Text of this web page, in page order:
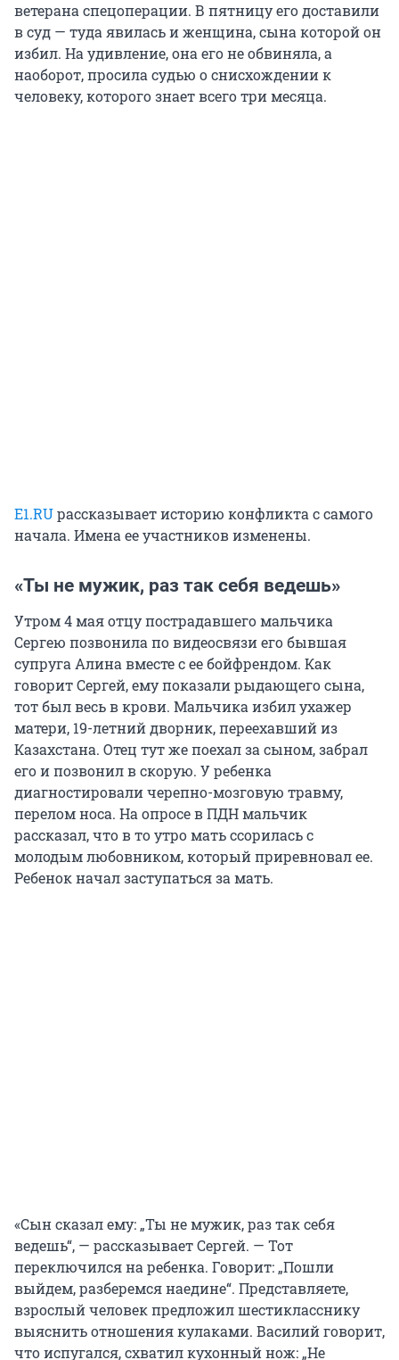
ветерана спецоперации. В пятницу его доставили
в суд — туда явилась и женщина, сына которой он
избил. На удивление, она его не обвиняла, а
наоборот, просила судью о снисхождении к
человеку, которого знает всего три месяца.
Е1.RUрассказывает историю конфликта с самого
начала. Имена ее участников изменены.
«Ты не мужик, раз так себя ведешь»
Утром 4 мая отцу пострадавшего мальчика
Сергею позвонила по видеосвязи его бывшая
супруга Алина вместе с ее бойфрендом. Как
говорит Сергей, ему показали рыдающего сына,
тот был весь в крови. Мальчика избил ухажер
матери, 19-летний дворник, переехавший из
Казахстана. Отец тут же поехал за сыном, забрал
его и позвонил в скорую. У ребенка
диагностировали черепно-мозговую травму,
перелом носа. На опросе в ПДН мальчик
рассказал, что в то утро мать ссорилась с
молодым любовником, который приревновал ее.
Ребенок начал заступаться за мать.
«Сын сказал ему: „Ты не мужик, раз так себя
ведешь“, — рассказывает Сергей. — Тот
переключился на ребенка. Говорит: „Пошли
выйдем, разберемся наедине“. Представляете,
взрослый человек предложил шестикласснику
выяснить отношения кулаками. Василий говорит,
что испугался, схватил кухонный нож: „Не